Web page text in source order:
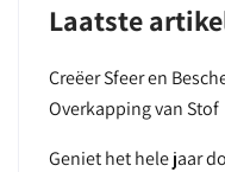
Laatste
Creëer Sfeer en
Overkapping van Stof
Geniet het hele jaar